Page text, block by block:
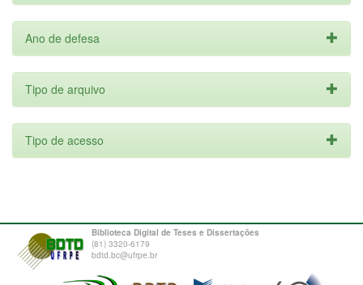
Ano de defesa
Tipo de arquivo
Tipo de acesso
Biblioteca Digital de Teses e Dissertações
(81) 3320-6179
bdtd.bc@ufrpe.br